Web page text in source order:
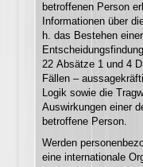
betroffenen Person
Informationen über
h. das Bestehen
22 Absätze 1 und 4
Fällen –
Logik sowie die
Auswirkungen einer
betroffene Person.
Werden
eine internationale